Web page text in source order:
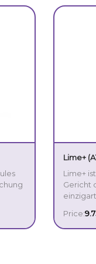
von
Lime+
Lime+
Gericht
Lime+
ganz
Price: